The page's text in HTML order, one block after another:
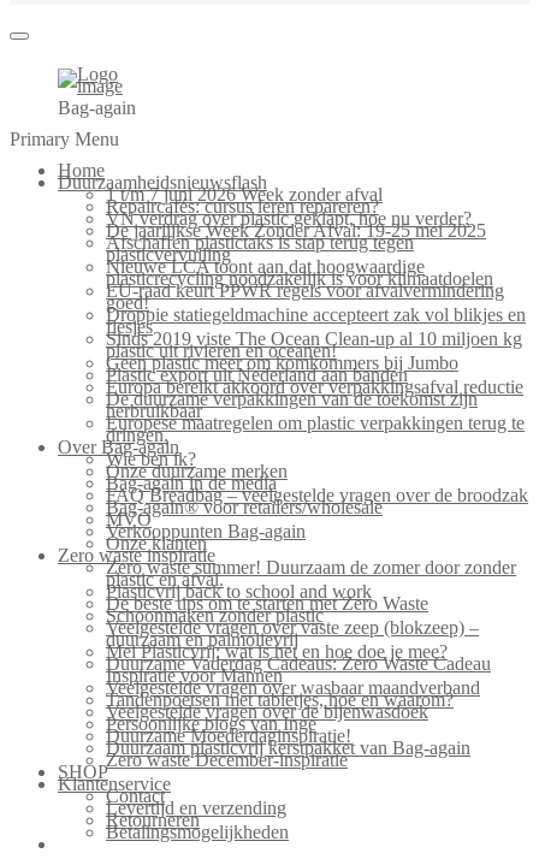
Bag-again
Primary Menu
Home
Duurzaamheidsnieuwsflash
1 t/m 7 juni 2026 Week zonder afval
Repaircafés: cursus leren repareren?
VN verdrag over plastic geklapt, hoe nu verder?
De jaarlijkse Week Zonder Afval: 19-25 mei 2025
Afschaffen plastictaks is stap terug tegen
plasticvervuiling
Nieuwe LCA toont aan dat hoogwaardige
plasticrecycling noodzakelijk is voor klimaatdoelen
EU-raad keurt PPWR regels voor afvalvermindering
goed!
Droppie statiegeldmachine accepteert zak vol blikjes en
flesjes
Sinds 2019 viste The Ocean Clean-up al 10 miljoen kg
plastic uit rivieren en oceanen!
Geen plastic meer om komkommers bij Jumbo
Plastic export uit Nederland aan banden
Europa bereikt akkoord over verpakkingsafval reductie
De duurzame verpakkingen van de toekomst zijn
herbruikbaar
Europese maatregelen om plastic verpakkingen terug te
dringen.
Over Bag-again
Wie ben ik?
Onze duurzame merken
Bag-again in de media
FAQ Breadbag – veelgestelde vragen over de broodzak
Bag-again® voor retailers/wholesale
MVO
Verkooppunten Bag-again
Onze klanten
Zero waste inspiratie
Zero waste summer! Duurzaam de zomer door zonder
plastic en afval.
Plasticvrij back to school and work
De beste tips om te starten met Zero Waste
Schoonmaken zonder plastic
Veelgestelde vragen over vaste zeep (blokzeep) –
duurzaam en palmolievrij
Mei Plasticvrij: wat is het en hoe doe je mee?
Duurzame Vaderdag Cadeaus: Zero Waste Cadeau
Inspiratie voor Mannen
Veelgestelde vragen over wasbaar maandverband
Tandenpoetsen met tabletjes, hoe en waarom?
Veelgestelde vragen over de bijenwasdoek
Persoonlijke blogs van Inge
Duurzame Moederdaginspiratie!
Duurzaam plasticvrij kerstpakket van Bag-again
Zero waste December-inspiratie
SHOP
Klantenservice
Contact
Levertijd en verzending
Retourneren
Betalingsmogelijkheden